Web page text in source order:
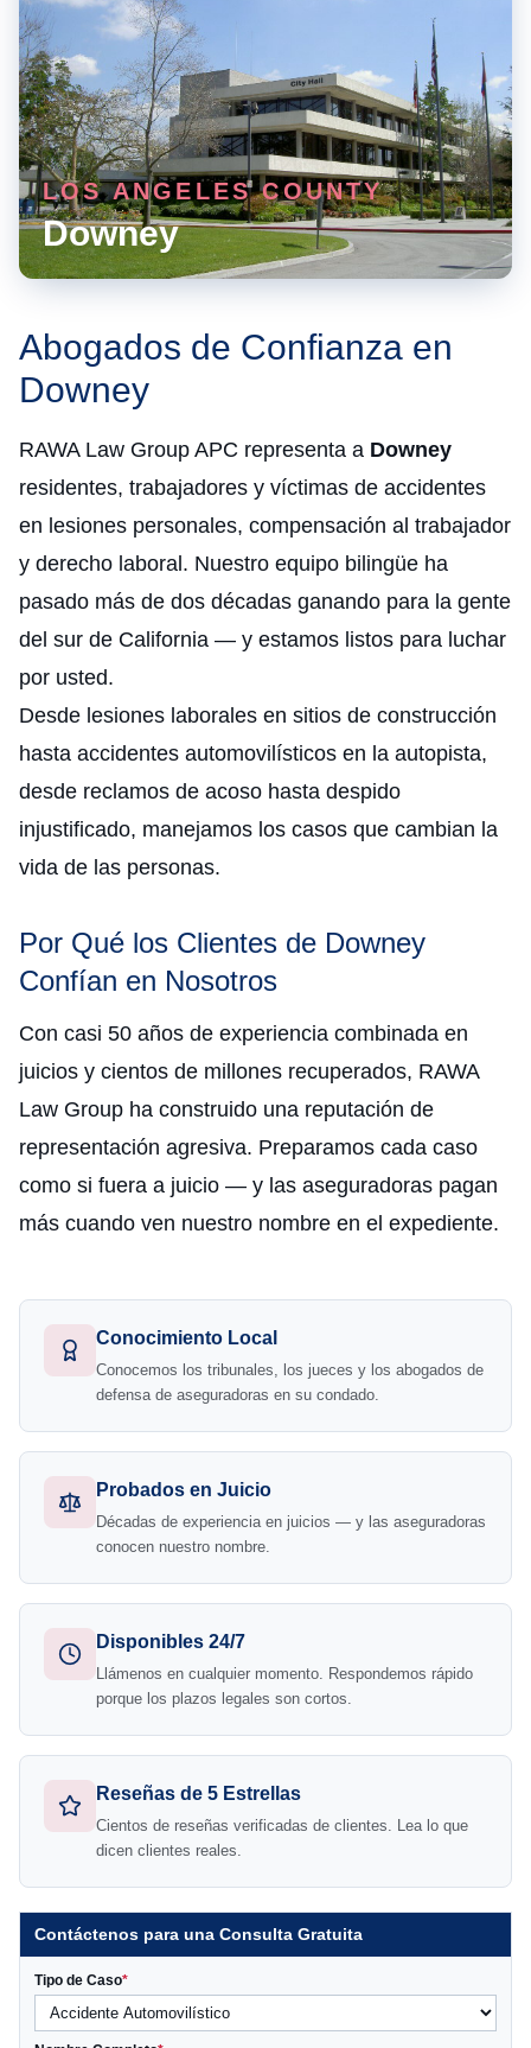
LOS ANGELES COUNTY
Downey
Abogados de Confianza en
Downey
RAWA Law Group APC representa a Downey
residentes, trabajadores y víctimas de accidentes
en lesiones personales, compensación al trabajador
y derecho laboral. Nuestro equipo bilingüe ha
pasado más de dos décadas ganando para la gente
del sur de California — y estamos listos para luchar
por usted.
Desde lesiones laborales en sitios de construcción
hasta accidentes automovilísticos en la autopista,
desde reclamos de acoso hasta despido
injustificado, manejamos los casos que cambian la
vida de las personas.
Por Qué los Clientes de Downey
Confían en Nosotros
Con casi 50 años de experiencia combinada en
juicios y cientos de millones recuperados, RAWA
Law Group ha construido una reputación de
representación agresiva. Preparamos cada caso
como si fuera a juicio — y las aseguradoras pagan
más cuando ven nuestro nombre en el expediente.
Conocimiento Local
Conocemos los tribunales, los jueces y los abogados de
defensa de aseguradoras en su condado.
Probados en Juicio
Décadas de experiencia en juicios — y las aseguradoras
conocen nuestro nombre.
Disponibles 24/7
Llámenos en cualquier momento. Respondemos rápido
porque los plazos legales son cortos.
Reseñas de 5 Estrellas
Cientos de reseñas verificadas de clientes. Lea lo que
dicen clientes reales.
Contáctenos para una Consulta Gratuita
Tipo de Caso*